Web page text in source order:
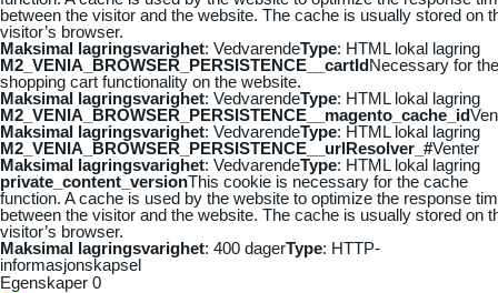
between the visitor and the website. The cache is usually stored on
visitor’s browser.
Maksimal lagringsvarighet: VedvarendeType: HTML lokal lagring
M2_VENIA_BROWSER_PERSISTENCE__cartIdNecessary for the
shopping cart functionality on the website.
Maksimal lagringsvarighet: VedvarendeType: HTML lokal lagring
M2_VENIA_BROWSER_PERSISTENCE__magento_cache_id
Maksimal lagringsvarighet: VedvarendeType: HTML lokal lagring
M2_VENIA_BROWSER_PERSISTENCE__urlResolver_#Venter
Maksimal lagringsvarighet: VedvarendeType: HTML lokal lagring
private_content_versionThis cookie is necessary for the cache
function. A cache is used by the website to optimize the response
between the visitor and the website. The cache is usually stored on
visitor’s browser.
Maksimal lagringsvarighet: 400 dagerType: HTTP-
informasjonskapsel
Egenskaper 0